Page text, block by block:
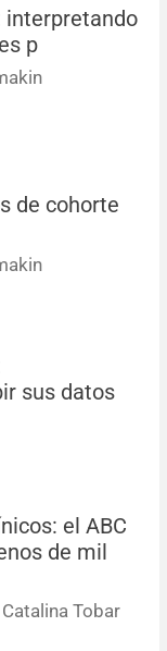
interpretando
p
de cohorte
sus datos
el ABC
de mil
Tobar